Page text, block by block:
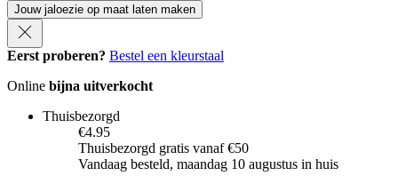
Jouw jaloezie op maat laten maken
Eerst proberen? Bestel een kleurstaal
Online bijna uitverkocht
Thuisbezorgd
€4.95
Thuisbezorgd gratis vanaf €50
Vandaag besteld, maandag 10 augustus in huis